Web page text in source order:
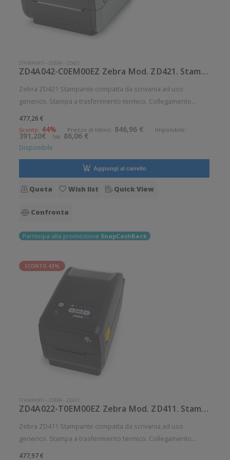
STAMPANTI - ZEBRA - ZD421
ZD4A042-C0EM00EZ Zebra Mod. ZD421. Stampante di etichette.
Zebra ZD421 Stampante compatta da scrivania ad uso
generico. Stampa a trasferimento termico. Collegamento
di stampa: 8 dot/mm Wireless: Presente Supporto di stampa:
Braccialetti,
477,26 €
Sconto: 44% Prezzo di listino: 846,96 € Imponibile:
391,20€ Iva: 86,06 €
Disponibile
Aggiungi al carrello
Quota Wish list Quick View
Confronta
Partecipa alla promozione SnapCashBack
SCONTO 43%
STAMPANTI - ZEBRA - ZD411
ZD4A022-T0EM00EZ Zebra Mod. ZD411. Stampante di etichette.
Zebra ZD411 Stampante compatta da scrivania ad uso
generico. Stampa a trasferimento termico. Collegamento
477,97 €